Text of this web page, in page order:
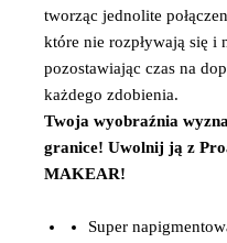
tworząc jednolite
które nie rozpływają się i
pozostawiając czas na
każdego zdobienia.
Twoja wyobraźnia
granice! Uwolnij ją z
MAKEAR!
Super